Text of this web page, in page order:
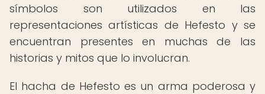
símbolos son utilizados en las
representaciones artísticas de Hefesto y se
encuentran presentes en muchas de las
historias y mitos que lo involucran.
El hacha de Hefesto es un arma poderosa y